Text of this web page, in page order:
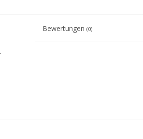
Bewertungen (0)